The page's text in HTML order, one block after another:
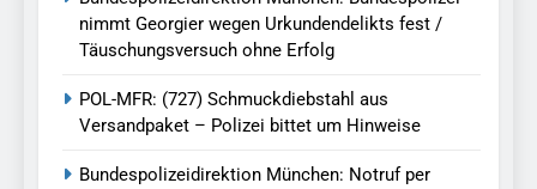
nimmt Georgier wegen Urkundendelikts fest /
Täuschungsversuch ohne Erfolg
POL-MFR: (727) Schmuckdiebstahl aus
Versandpaket – Polizei bittet um Hinweise
Bundespolizeidirektion München: Notruf per